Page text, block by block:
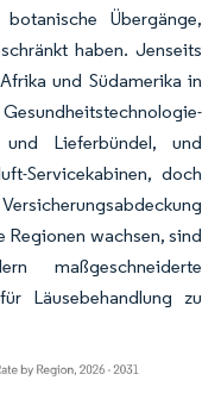
Übergänge,
haben. Jenseits
und Südamerika in
und Lieferbündel, und
Servicekabinen, doch
Regionen wachsen, sind
maßgeschneiderte
Läusebehandlung zu